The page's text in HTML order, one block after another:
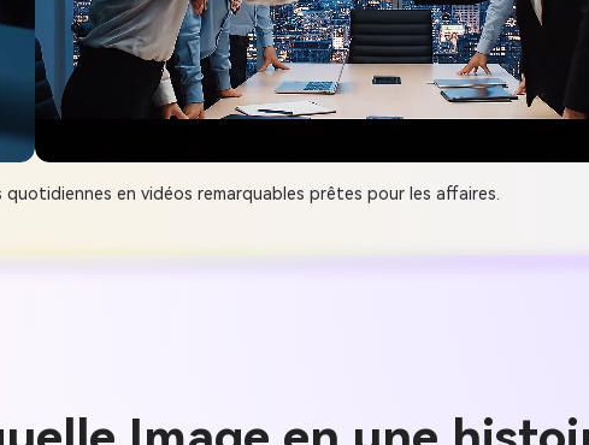
en vidéos remarquables prêtes pour les affaires.